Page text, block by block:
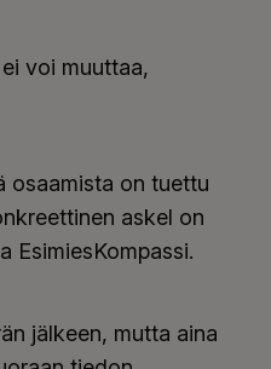
voi muuttaa,
osaamista on tuettu
askel on
EsimiesKompassi.
jälkeen, mutta aina